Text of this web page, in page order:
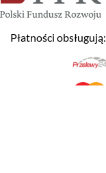
Płatności obsługują: